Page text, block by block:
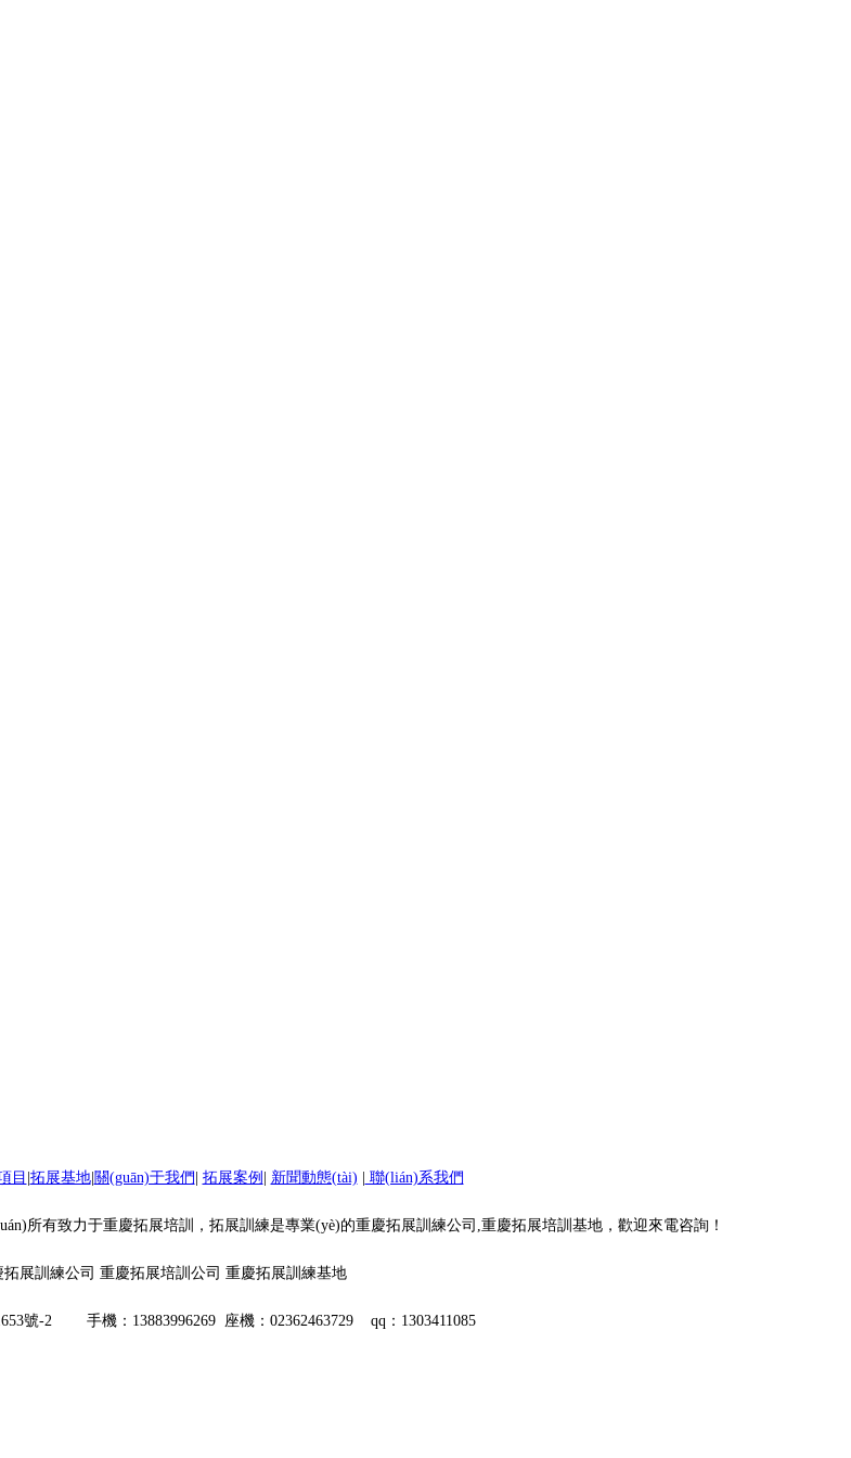
目 拓展基地| 關(guān)于我們 拓展案例 新聞動態(tài) 聯(lián)系我們
有致力于重慶拓展培訓，拓展訓練是專業(yè)的重慶拓展訓練公司,重慶拓展培訓基地，歡迎來電咨詢！
展訓練公司 重慶拓展培訓公司 重慶拓展訓練基地
號-2手機：13883996269 座機：02362463729 qq：1303411085